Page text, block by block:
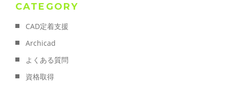
CATEGORY
CAD定着支援
Archicad
よくある質問
資格取得